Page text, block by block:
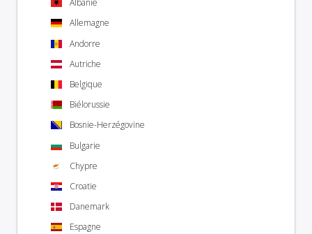
Albanie
Allemagne
Andorre
Autriche
Belgique
Biélorussie
Bosnie-Herzégovine
Bulgarie
Chypre
Croatie
Danemark
Espagne